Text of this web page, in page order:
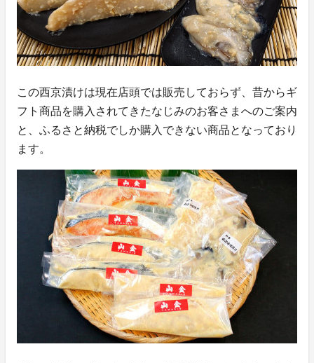
この西京漬けは現在店頭では販売しておらず、昔からギ
フト商品を購入されてきたなじみのお客さまへのご案内
と、ふるさと納税でしか購入できない商品となっており
ます。